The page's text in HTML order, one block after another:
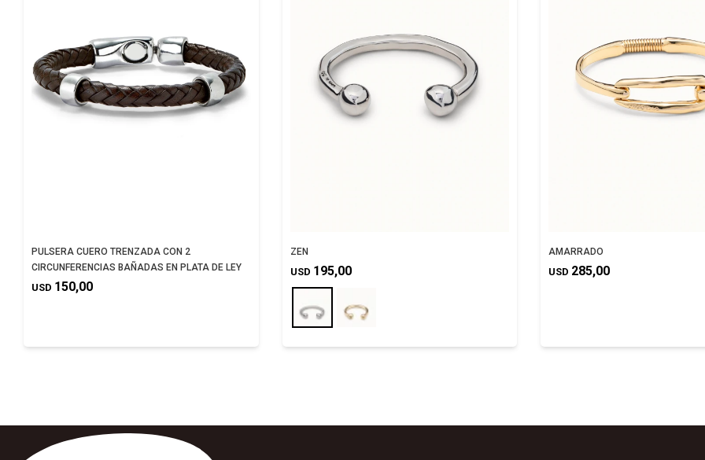
PULSERA CUERO TRENZADA CON 2
CIRCUNFERENCIAS BAÑADAS EN PLATA DE LEY
USD 150,00
ZEN
USD 195,00
AMARRADO
USD 285,00